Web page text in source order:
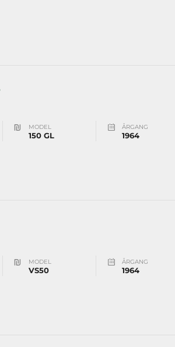
MODEL
150 GL
ÅRGANG
1964
MODEL
VS50
ÅRGANG
1964